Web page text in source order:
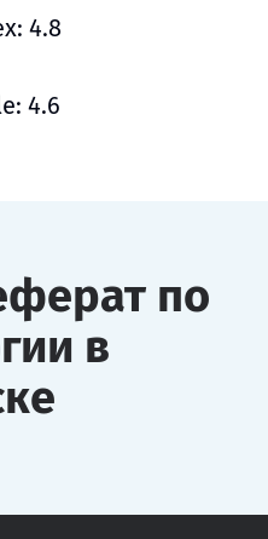
4.8
4.6
по
в